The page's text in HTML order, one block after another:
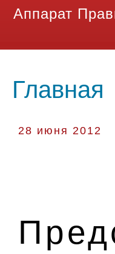
Аппарат
Главная
28 июня 2012